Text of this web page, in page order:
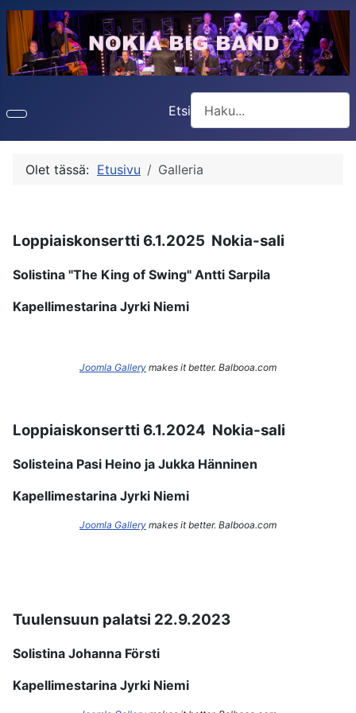
Etsi
Type 2 or more characters
Olet tässä: Etusivu Galleria
Loppiaiskonsertti 6.1.2025 Nokia-sali
Solistina "The King of Swing" Antti Sarpila
Kapellimestarina Jyrki Niemi
Joomla Gallery makes it better. Balbooa.com
Loppiaiskonsertti 6.1.2024 Nokia-sali
Solisteina Pasi Heino ja Jukka Hänninen
Kapellimestarina Jyrki Niemi
Joomla Gallery makes it better. Balbooa.com
Tuulensuun palatsi 22.9.2023
Solistina Johanna Försti
Kapellimestarina Jyrki Niemi